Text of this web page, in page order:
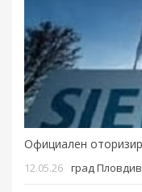
12.05.26 град Пловдив